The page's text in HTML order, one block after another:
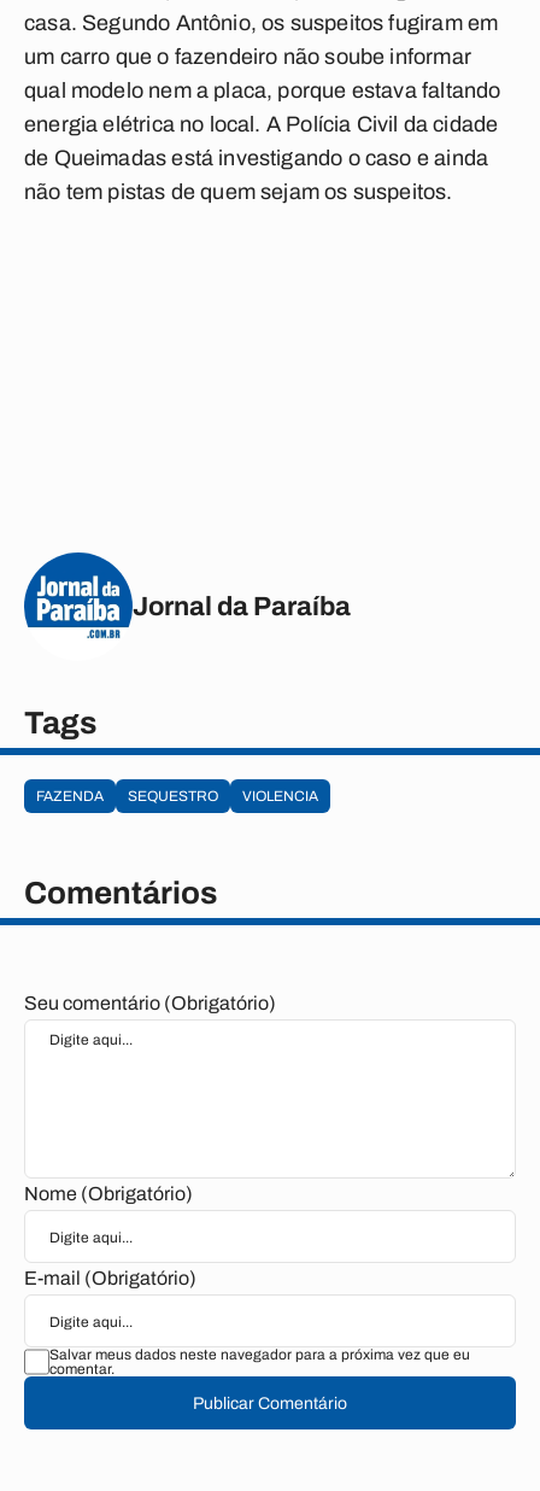
casa. Segundo Antônio, os suspeitos fugiram em
um carro que o fazendeiro não soube informar
qual modelo nem a placa, porque estava faltando
energia elétrica no local. A Polícia Civil da cidade
de Queimadas está investigando o caso e ainda
não tem pistas de quem sejam os suspeitos.
Jornal da Paraíba
Tags
FAZENDA SEQUESTRO VIOLENCIA
Comentários
Seu comentário (Obrigatório)
Nome (Obrigatório)
E-mail (Obrigatório)
Salvar meus dados neste navegador para a próxima vez que eu
comentar.
Publicar Comentário